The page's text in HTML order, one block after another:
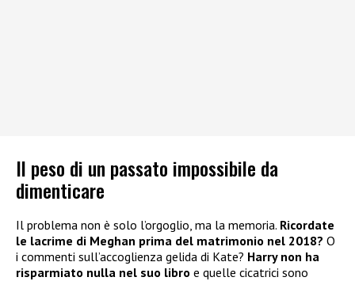
Il peso di un passato impossibile da
dimenticare
Il problema non è solo l’orgoglio, ma la memoria. Ricordate
le lacrime di Meghan prima del matrimonio nel 2018? O
i commenti sull’accoglienza gelida di Kate? Harry non ha
risparmiato nulla nel suo libro e quelle cicatrici sono